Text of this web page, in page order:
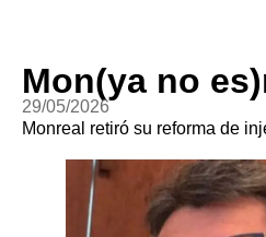
Mon(ya no
29/05/2026
Monreal retiró su reforma de